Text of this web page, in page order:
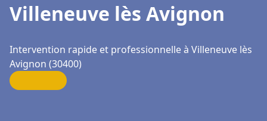
Villeneuve lès Avignon
Intervention rapide et professionnelle à Villeneuve lès
Avignon (30400)